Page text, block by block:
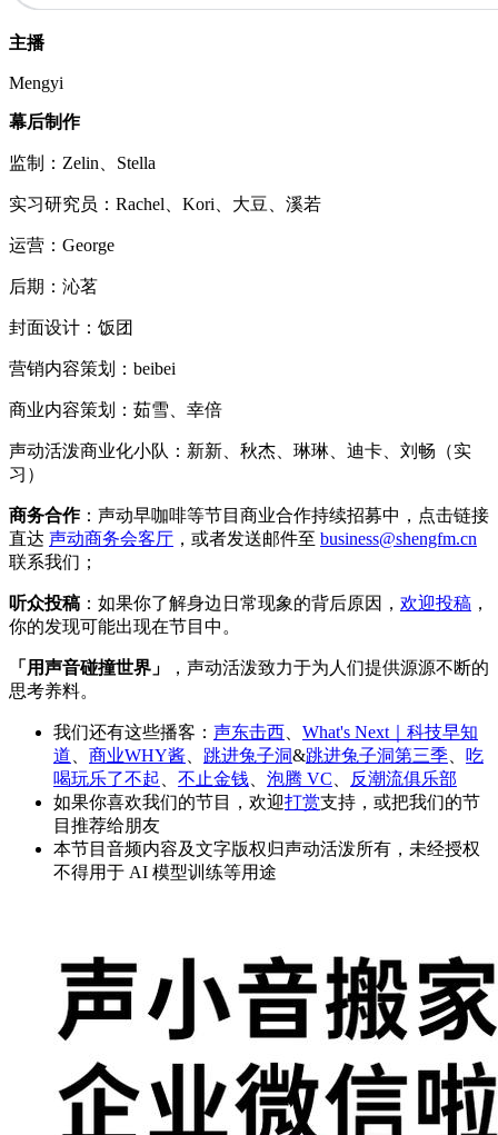
主播
Mengyi
幕后制作
监制：Zelin、Stella
实习研究员：Rachel、Kori、大豆、溪若
运营：George
后期：沁茗
封面设计：饭团
营销内容策划：beibei
商业内容策划：茹雪、幸倍
声动活泼商业化小队：新新、秋杰、琳琳、迪卡、刘畅（实
习）
商务合作：声动早咖啡等节目商业合作持续招募中，点击链接
直达 声动商务会客厅 ，或者发送邮件至 business@shengfm.cn
联系我们；
听众投稿 ：如果你了解身边日常现象的背后原因， 欢迎投稿 ，
你的发现可能出现在节目中。
「用声音碰撞世界」
，声动活泼致力于为人们提供源源不断的
思考养料。
我们还有这些播客： 声东击西
What's Next｜科技早知
道
商业WHY酱 跳进兔子洞&跳进兔子洞第三季
吃
喝玩乐了不起
不止金钱 泡腾 VC
反潮流俱乐部
如果你喜欢我们的节目，欢迎打赏支持，或把我们的节
目推荐给朋友
本节目音频内容及文字版权归声动活泼所有，未经授权
不得用于 AI 模型训练等用途